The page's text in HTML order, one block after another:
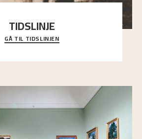
TIDSLINJE
Astrups liv, kunstnerskap og
i en interaktiv presentasjon.
GÅ TIL TIDSLINJEN